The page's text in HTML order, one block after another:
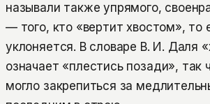
называли также упрямого,
— того, кто «вертит хвостом», то
уклоняется. В словаре В. И. Даля
означает «плестись позади», так
могло закрепиться за